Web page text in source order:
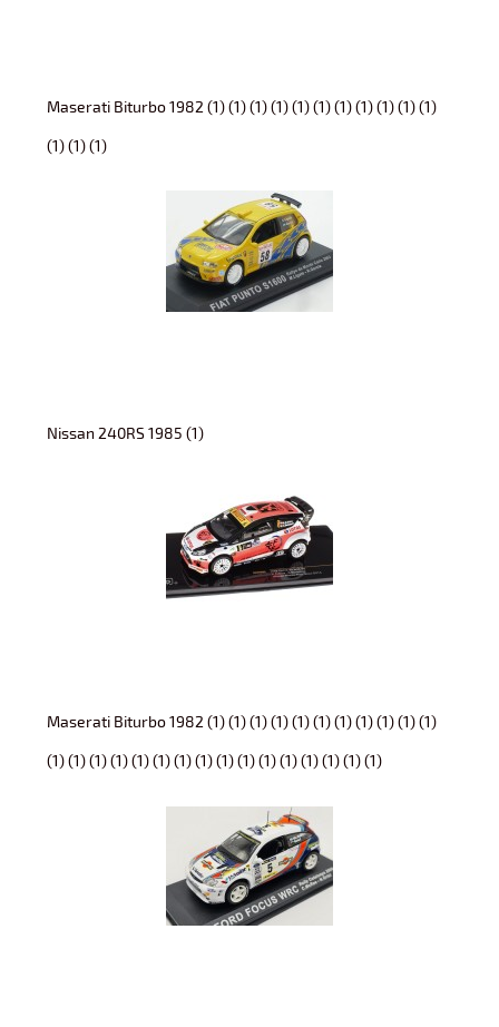
Maserati Biturbo 1982 (1) (1) (1) (1) (1) (1) (1) (1) (1) (1) (1)
(1) (1) (1)
Nissan 240RS 1985 (1)
Maserati Biturbo 1982 (1) (1) (1) (1) (1) (1) (1) (1) (1) (1) (1)
(1) (1) (1) (1) (1) (1) (1) (1) (1) (1) (1) (1) (1) (1) (1) (1)